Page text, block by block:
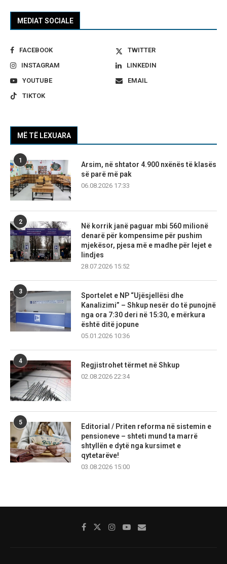
MEDIAT SOCIALE
FACEBOOK
TWITTER
INSTAGRAM
LINKEDIN
YOUTUBE
EMAIL
TIKTOK
MË TË LEXUARA
1
Arsim, në shtator 4.900 nxënës të klasës
së parë më pak
06.08.2026 17:33
2
Në korrik janë paguar mbi 560 milionë
denarë për kompensime për pushim
mjekësor, pjesa më e madhe për lejet e
lindjes
28.07.2026 15:52
3
Sportelet e NP “Ujësjellësi dhe
Kanalizimi” – Shkup nesër do të punojnë
nga ora 7:30 deri në 15:30, e mërkura
është ditë jopune
05.01.2026 10:36
4
Regjistrohet tërmet në Shkup
02.08.2026 22:34
5
Editorial / Priten reforma në sistemin e
pensioneve – shteti mund ta marrë
shtyllën e dytë nga kursimet e
qytetarëve!
03.08.2026 15:00